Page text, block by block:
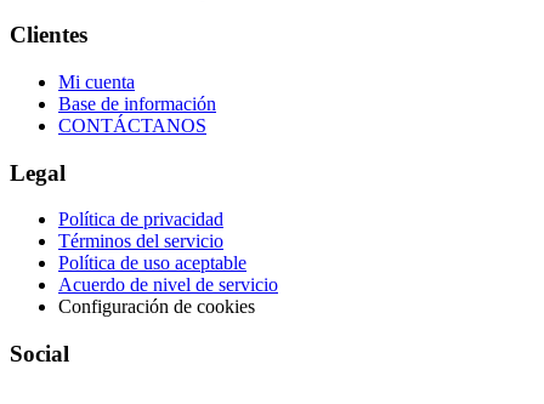
Clientes
Mi cuenta
Base de información
CONTÁCTANOS
Legal
Política de privacidad
Términos del servicio
Política de uso aceptable
Acuerdo de nivel de servicio
Configuración de cookies
Social